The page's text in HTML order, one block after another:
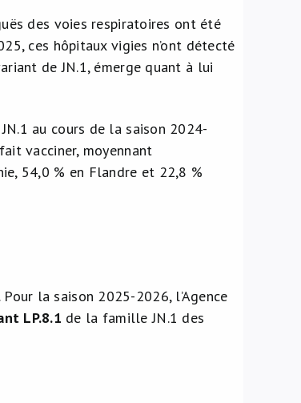
des voies respiratoires ont été
ces hôpitaux vigies n’ont détecté
de JN.1, émerge quant à lui
au cours de la saison 2024-
vacciner, moyennant
54,0 % en Flandre et 22,8 %
la saison 2025-2026, l’Agence
LP.8.1 de la famille JN.1 des